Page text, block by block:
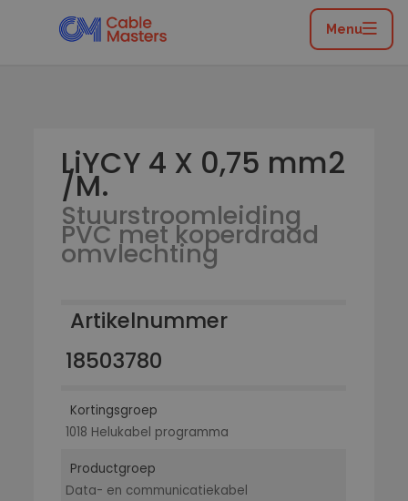
Menu
Home/ Catalogus
Stuurstroomleiding PVC met koperdraad omvlechting
LiYCY 4 X 0,75 mm2 /M.
LiYCY 4 X 0,75 mm2
/M.
Stuurstroomleiding
PVC met koperdraad
omvlechting
Artikelnummer
18503780
Kortingsgroep
1018 Helukabel programma
Productgroep
Data- en communicatiekabel